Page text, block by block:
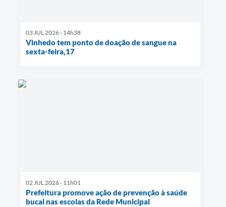
03 JUL 2026 - 14h38
Vinhedo tem ponto de doação de sangue na
sexta-feira,17
02 JUL 2026 - 11h01
Prefeitura promove ação de prevenção à saúde
bucal nas escolas da Rede Municipal